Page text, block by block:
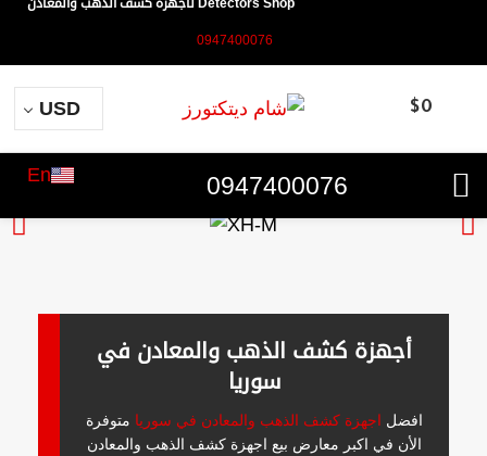
Detectors Shop لأجهزة كشف الذهب والمعادن
0947400076
$0
USD
0947400076
En
أجهزة كشف الذهب والمعادن في
سوريا
افضل اجهزة كشف الذهب والمعادن في سوريا متوفرة
الأن في اكبر معارض بيع اجهزة كشف الذهب والمعادن